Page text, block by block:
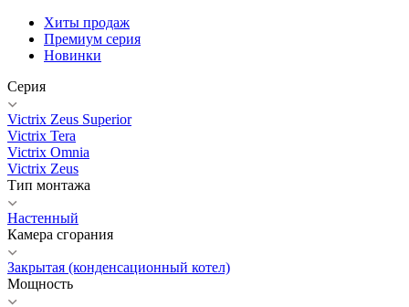
Хиты продаж
Премиум серия
Новинки
Серия
Victrix Zeus Superior
Victrix Tera
Victrix Omnia
Victrix Zeus
Тип монтажа
Настенный
Камера сгорания
Закрытая (конденсационный котел)
Мощность